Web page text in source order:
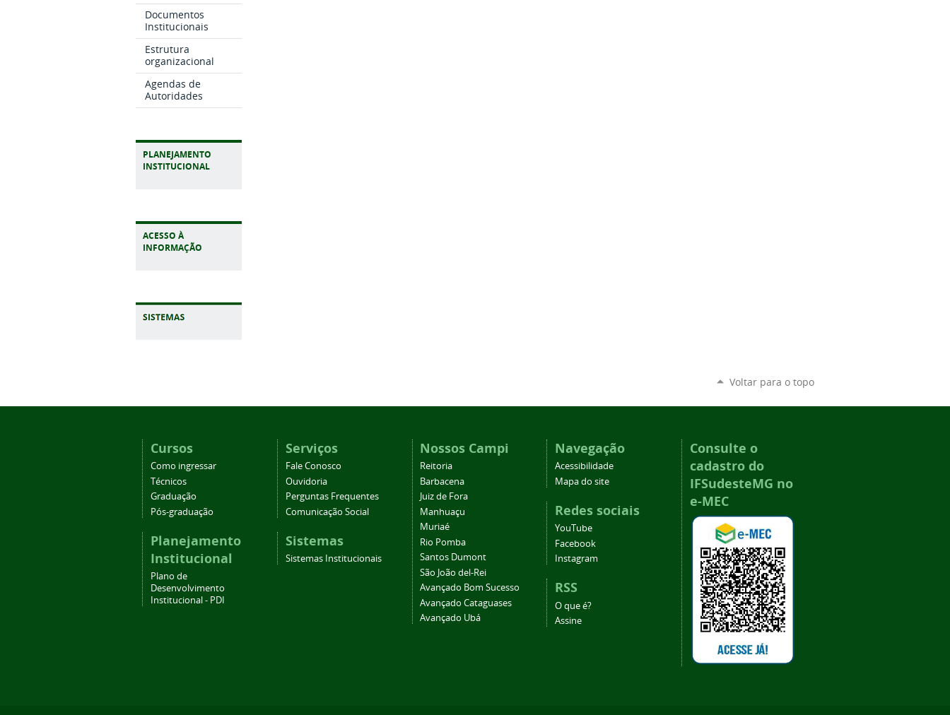
Documentos
Institucionais
Estrutura
organizacional
Agendas de
Autoridades
PLANEJAMENTO
INSTITUCIONAL
ACESSO À
INFORMAÇÃO
Voltar para o topo
Cursos
Como ingressar
Técnicos
Graduação
Pós-graduação
Planejamento
Institucional
Plano de
Desenvolvimento
Institucional - PDI
Serviços
Fale Conosco
Ouvidoria
Perguntas Frequentes
Comunicação Social
Sistemas
Sistemas Institucionais
Nossos Campi
Reitoria
Barbacena
Juiz de Fora
Manhuaçu
Muriaé
Rio Pomba
Santos Dumont
São João del-Rei
Avançado Bom Sucesso
Avançado Cataguases
Avançado Ubá
Navegação
Acessibilidade
Mapa do site
Redes sociais
YouTube
Facebook
Instagram
RSS
O que é?
Assine
Consulte o
cadastro do
IFSudesteMG no
e-MEC